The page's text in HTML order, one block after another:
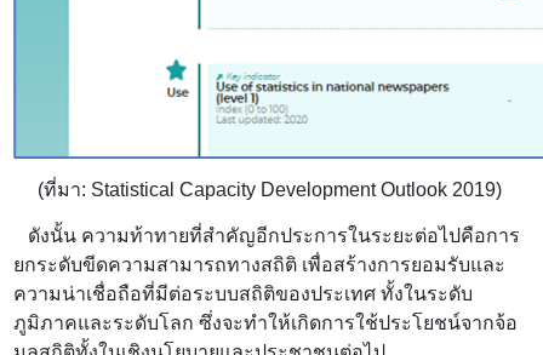
(ที่มา: Statistical Capacity Development Outlook 2019)
ดังนั้น ความท้าทายที่สำคัญอีกประการในระยะต่อไปคือการ
ยกระดับขีดความสามารถทางสถิติ เพื่อสร้างการยอมรับและ
ความน่าเชื่อถือที่มีต่อระบบสถิติของประเทศ ทั้งในระดับ
ภูมิภาคและระดับโลก ซึ่งจะทำให้เกิดการใช้ประโยชน์จากจ้อ